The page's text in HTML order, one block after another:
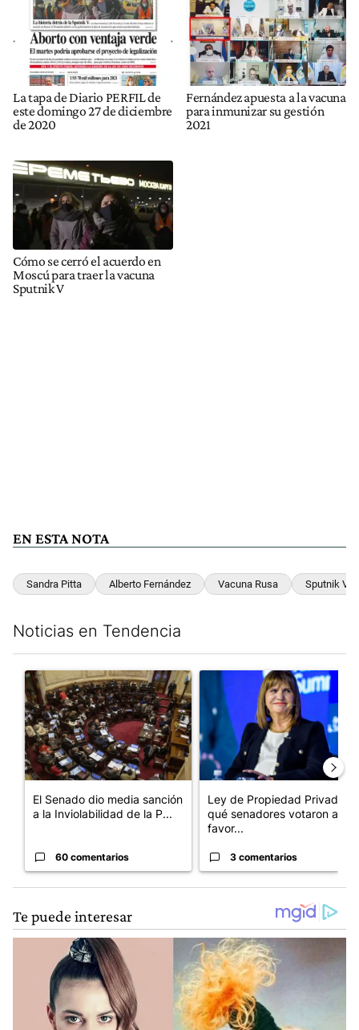
La tapa de Diario PERFIL de
este domingo 27 de diciembre
de 2020
Fernández apuesta a la vacuna
para inmunizar su gestión
2021
Cómo se cerró el acuerdo en
Moscú para traer la vacuna
Sputnik V
EN ESTA NOTA
Sandra Pitta Alberto Fernández Vacuna Rusa Sputnik V
Noticias en Tendencia
Un artículo de tendencia con el título "El Senado dio media
El Senado dio media sanción
a la Inviolabilidad de la P...
60 comentarios
Un artículo de tendencia
Ley de Propiedad Privada:
qué senadores votaron a
favor...
3 comentarios